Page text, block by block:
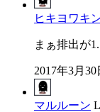
ヒキヨワキ
まぁ排出が
2017年3月30
マルルーン